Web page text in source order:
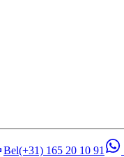
Bel(+31) 165 20 10 91